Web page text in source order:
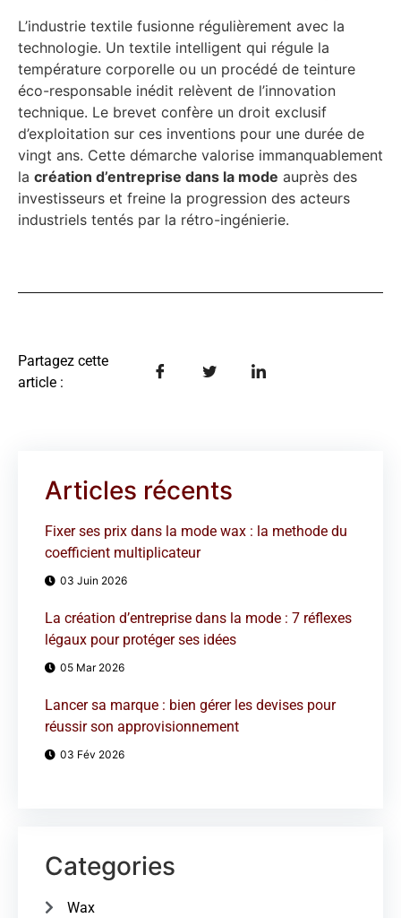
L’industrie textile fusionne régulièrement avec la
technologie. Un textile intelligent qui régule la
température corporelle ou un procédé de teinture
éco-responsable inédit relèvent de l’innovation
technique. Le brevet confère un droit exclusif
d’exploitation sur ces inventions pour une durée de
vingt ans. Cette démarche valorise immanquablement
la création d’entreprise dans la mode auprès des
investisseurs et freine la progression des acteurs
industriels tentés par la rétro-ingénierie.
Partagez cette
article :
Articles récents
Fixer ses prix dans la mode wax : la methode du
coefficient multiplicateur
03 Juin 2026
La création d’entreprise dans la mode : 7 réflexes
légaux pour protéger ses idées
05 Mar 2026
Lancer sa marque : bien gérer les devises pour
réussir son approvisionnement
03 Fév 2026
Categories
Wax